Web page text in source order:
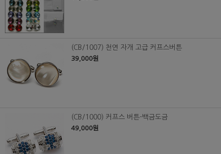
(CB/1007) 천연 자개 고급 커프스버튼
39,000원
(CB/1000) 커프스 버튼-백금도금
49,000원